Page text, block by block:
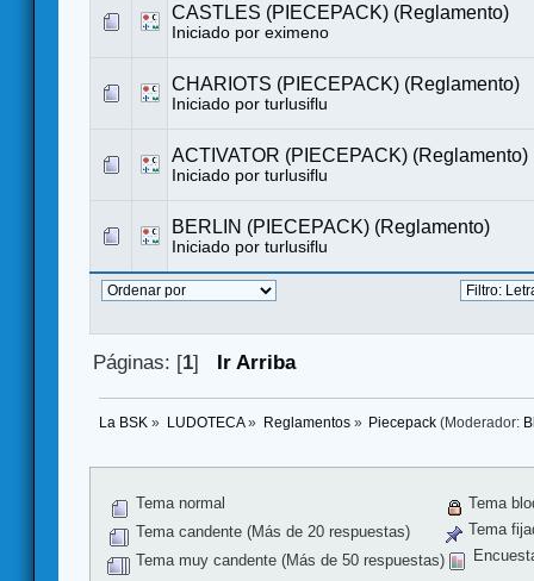
CASTLES (PIECEPACK) (Reglamento)
Iniciado por eximeno
CHARIOTS (PIECEPACK) (Reglamento)
Iniciado por turlusiflu
ACTIVATOR (PIECEPACK) (Reglamento)
Iniciado por turlusiflu
BERLIN (PIECEPACK) (Reglamento)
Iniciado por turlusiflu
Páginas: [1] Ir Arriba
La BSK » LUDOTECA» Reglamentos» Piecepack (Moderador:
Tema normal
Tema candente (Más de 20 respuestas)
Tema muy candente (Más de 50 respuestas)
Tema
Tema